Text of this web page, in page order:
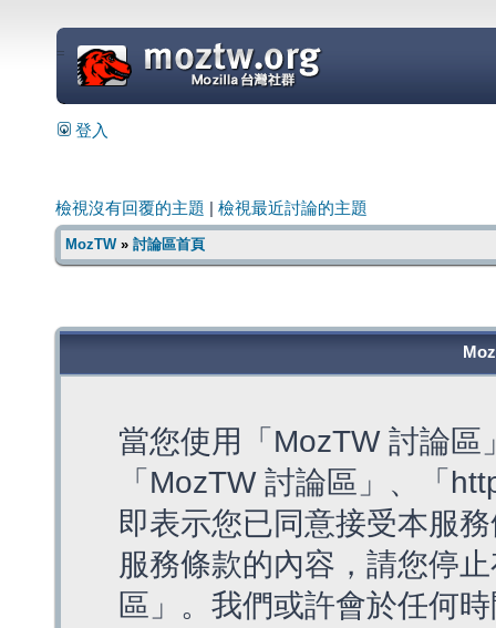
=
登入
檢視沒有回覆的主題 檢視最近討論的主題
MozTW» 討論區首頁
當您使用「MozTW 討論
「MozTW 討論區」、「
即表示您已同意接受本服
服務條款的內容，請您停
區」。我們或許會於任何